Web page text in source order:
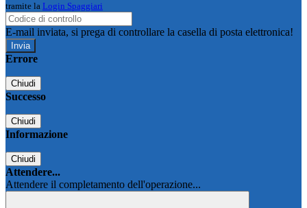
tramite la Login Spaggiari
E-mail inviata, si prega di controllare la casella di posta elettronica!
Errore
Chiudi
Successo
Chiudi
Informazione
Chiudi
Attendere...
Attendere il completamento dell'operazione...